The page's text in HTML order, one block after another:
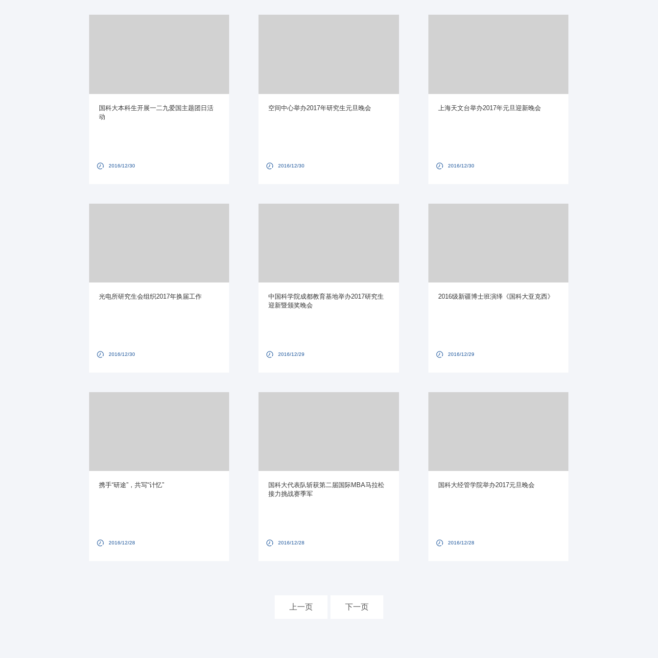
国科大本科生开展一二九爱国主题团日活
动
2016/12/30
空间中心举办2017年研究生元旦晚会
2016/12/30
上海天文台举办2017年元旦迎新晚会
2016/12/30
光电所研究生会组织2017年换届工作
2016/12/30
中国科学院成都教育基地举办2017研究生
迎新暨颁奖晚会
2016/12/29
2016级新疆博士班演绎《国科大亚克西》
2016/12/29
携手“研途”，共写“计忆”
2016/12/28
国科大代表队斩获第二届国际MBA马拉松
接力挑战赛季军
2016/12/28
国科大经管学院举办2017元旦晚会
2016/12/28
上一页 下一页